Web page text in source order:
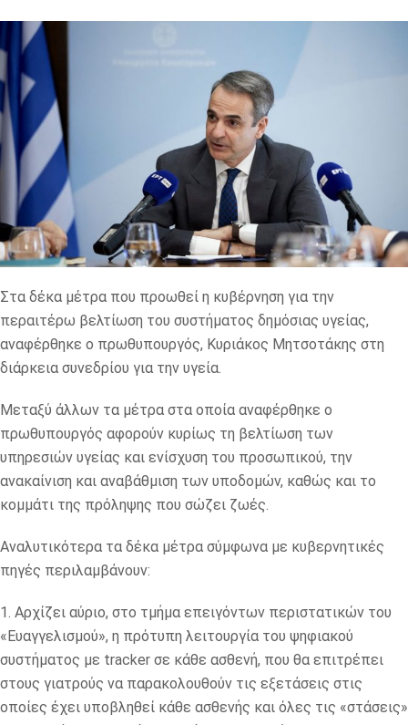
Στα δέκα μέτρα που προωθεί η κυβέρνηση για την
περαιτέρω βελτίωση του συστήματος δημόσιας υγείας,
αναφέρθηκε ο πρωθυπουργός, Κυριάκος Μητσοτάκης στη
διάρκεια συνεδρίου για την υγεία.
Μεταξύ άλλων τα μέτρα στα οποία αναφέρθηκε ο
πρωθυπουργός αφορούν κυρίως τη βελτίωση των
υπηρεσιών υγείας και ενίσχυση του προσωπικού, την
ανακαίνιση και αναβάθμιση των υποδομών, καθώς και το
κομμάτι της πρόληψης που σώζει ζωές.
Αναλυτικότερα τα δέκα μέτρα σύμφωνα με κυβερνητικές
πηγές περιλαμβάνουν:
1. Αρχίζει αύριο, στο τμήμα επειγόντων περιστατικών του
«Ευαγγελισμού», η πρότυπη λειτουργία του ψηφιακού
συστήματος με tracker σε κάθε ασθενή, που θα επιτρέπει
στους γιατρούς να παρακολουθούν τις εξετάσεις στις
οποίες έχει υποβληθεί κάθε ασθενής και όλες τις «στάσεις»